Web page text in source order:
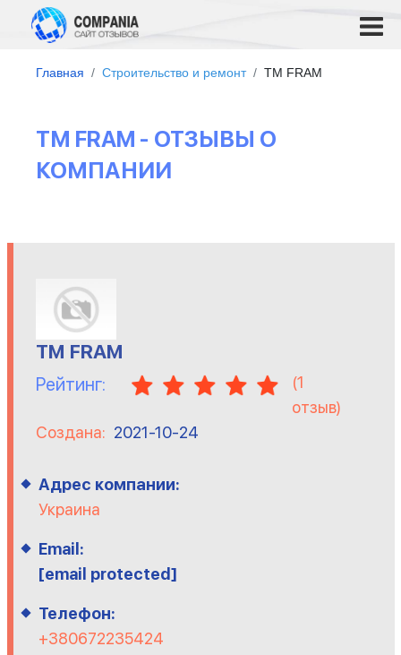
Главная Строительство и ремонт ТМ FRAM
ТМ FRAM - ОТЗЫВЫ О
КОМПАНИИ
ТМ FRAM
Рейтинг: (1
отзыв)
Создана: 2021-10-24
Адрес компании:
Украина
Email:
[email protected]
Телефон:
+380672235424